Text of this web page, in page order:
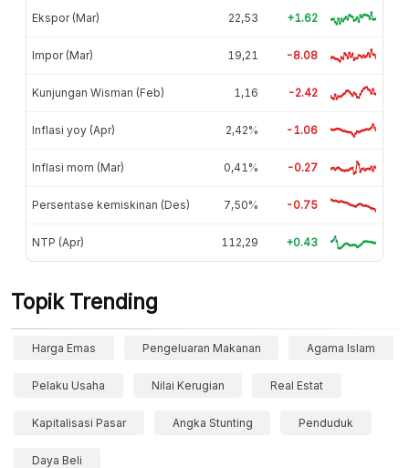
Ekspor (Mar) 22,53 +1.62
Impor (Mar) 19,21 -8.08
Kunjungan Wisman (Feb) 1,16 -2.42
Inflasi yoy (Apr) 2,42% -1.06
Inflasi mom (Mar) 0,41% -0.27
Persentase kemiskinan (Des) 7,50% -0.75
NTP (Apr) 112,29 +0.43
Topik Trending
Harga Emas Pengeluaran Makanan Agama Islam
Pelaku Usaha Nilai Kerugian Real Estat
Kapitalisasi Pasar Angka Stunting Penduduk
Daya Beli